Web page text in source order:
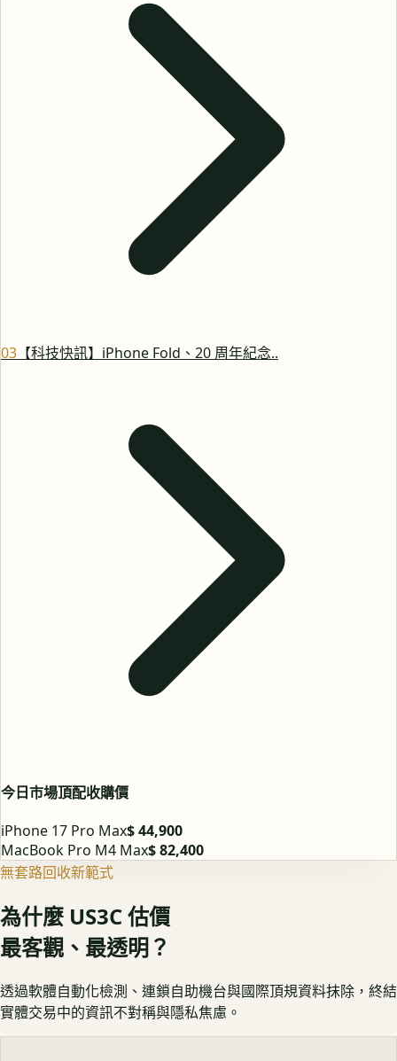
03 【科技快訊】iPhone Fold、20 周年紀念..
今日市場頂配收購價
iPhone 17 Pro Max$ 44,900
MacBook Pro M4 Max$ 82,400
無套路回收新範式
為什麼 US3C 估價
最客觀、最透明？
透過軟體自動化檢測、連鎖自助機台與國際頂規資料抹除，終結
實體交易中的資訊不對稱與隱私焦慮。